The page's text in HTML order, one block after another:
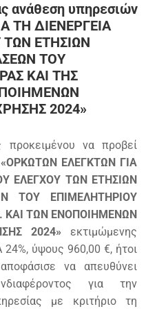
ανάθεση υπηρεσιών
ΤΗ ΔΙΕΝΕΡΓΕΙΑ
ΕΤΗΣΙΩΝ
ΤΟΥ
ΚΑΙ ΤΗΣ
2024»
προκειμένου να προβεί
«ΟΡΚΩΤΩΝ ΕΛΕΓΚΤΩΝ ΓΙΑ
ΕΛΕΓΧΟΥ ΤΩΝ ΕΤΗΣΙΩΝ
ΤΟΥ ΕΠΙΜΕΛΗΤΗΡΙΟΥ
ΚΑΙ ΤΩΝ ΕΝΟΠΟΙΗΜΕΝΩΝ
2024» εκτιμώμενης
ύψους 960,00 €, ήτοι
να απευθύνει
για την
με κριτήριο τη